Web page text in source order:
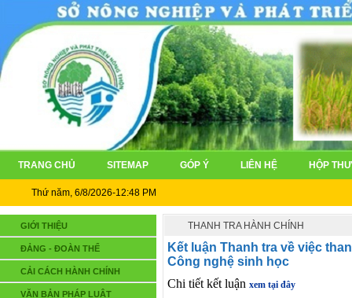
TRANG CHỦ SITEMAP GÓP Ý LIÊN HỆ HỘP
Thứ năm, 6/8/2026-12:48 PM
GIỚI THIỆU
ĐẢNG - ĐOÀN THỂ
CẢI CÁCH HÀNH CHÍNH
VĂN BẢN PHÁP LUẬT
THANH TRA HÀNH CHÍNH
Kết luận Thanh tra về việc
Công nghệ sinh học
Chi tiết kết luận xem tại đây